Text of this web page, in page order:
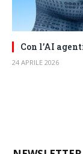
Con l’AI
24 APRILE 2026